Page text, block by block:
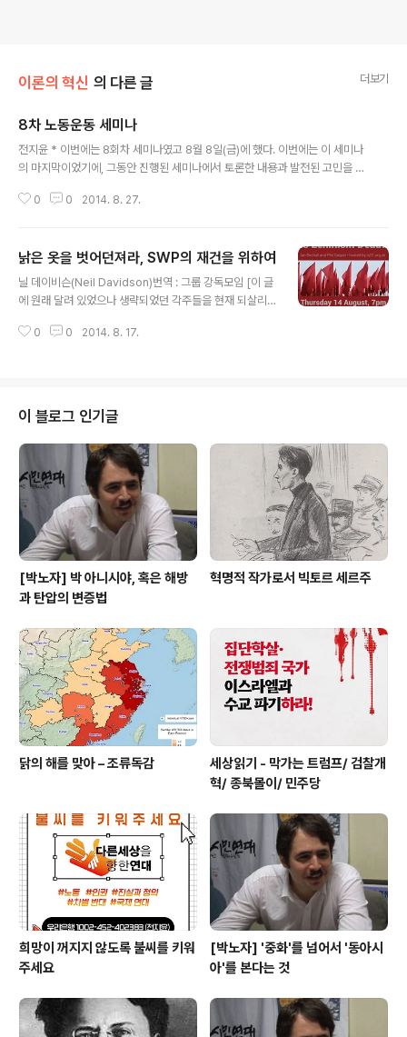
이론의 혁신 의 다른 글 더보기
8차 노동운동 세미나
전지윤 * 이번에는 8회차 세미나였고 8월 8일(금)에 했다. 이번에는 이 세미나
의 마지막이었기에, 그동안 진행된 세미나에서 토론한 내용과 발전된 고민을 바
을 최대한 간략히 소개하면 ‘87년 이후 20여년간의 변화와 노동운동 위기의 배
을 직시하며 어떻게 노동운동의 급진성, 정치성, 민주성, 전투성, 연대성을 회복
할 수 있을까’에 대한 내용을 구체화한 것이다. 더 자세한 내용은 이번 세미나를
총마무리하면서 기존의 문제의식과 탐구 결과를 종합해서 쓸 논문에 담을 예정
0 0 2014. 8. 27.
낡은 옷을 벗어던져라, SWP의 재건을 위하여
닐 데이비슨(Neil Davidson)번역 : 그룹 강독모임 [이 글
에 원래 달려 있었으나 생략되었던 각주들을 현재 되살리
인 글을 참고하라.] [번역자 주] 이 글은 2013년 11월 닐
글에서 필자는 SWP의 위기가 얼마나 심각한지, 그리고 이
사태의 원인과 배경이 무엇인지 꼼꼼히 살피면서 당시 지
도부의 입장을 비판하고 있다. 이 글이 한창 SWP 내에서
성추문과 관련한 구체적인 논쟁이 벌어질 때 작성된 것이
다 보니, 어떤..
0 0 2014. 8. 17.
이 블로그 인기글
[박노자] 박 아니시야, 혹은 해방
과 탄압의 변증법
혁명적 작가로서 빅토르 세르주
닭의 해를 맞아 – 조류독감
세상읽기 - 막가는 트럼프/ 검찰개
혁/ 종북몰이/ 민주당
희망이 꺼지지 않도록 불씨를 키워
주세요
[박노자] '중화'를 넘어서 '동아시
아'를 본다는 것